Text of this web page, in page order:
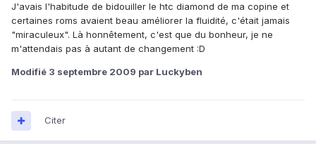
J'avais l'habitude de bidouiller le htc diamond de ma copine et
certaines roms avaient beau améliorer la fluidité, c'était jamais
"miraculeux". Là honnêtement, c'est que du bonheur, je ne
m'attendais pas à autant de changement :D
Modifié 3 septembre 2009 par Luckyben
Citer